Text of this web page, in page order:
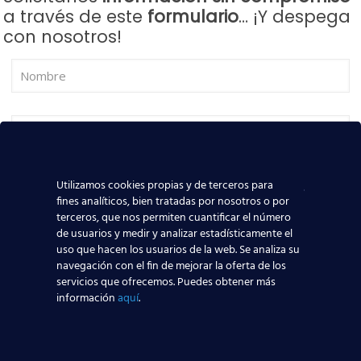
a través de este formulario… ¡Y despega
con nosotros!
Utilizamos cookies propias y de terceros para
fines analíticos, bien tratadas por nosotros o por
terceros, que nos permiten cuantificar el número
de usuarios y medir y analizar estadísticamente el
uso que hacen los usuarios de la web. Se analiza su
navegación con el fin de mejorar la oferta de los
servicios que ofrecemos. Puedes obtener más
informaciónaquí.